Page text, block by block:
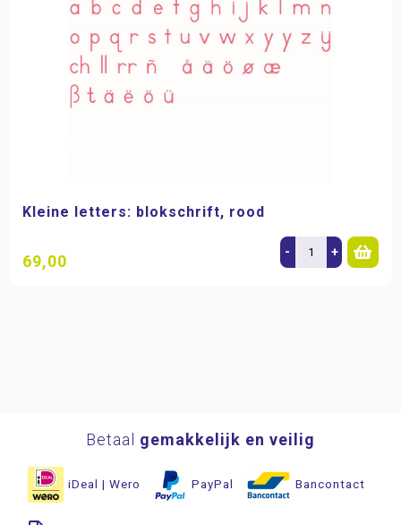
Kleine letters: blokschrift, rood
69,00 - +
Betaal gemakkelijk en veilig
iDeal | Wero PayPal Bancontact